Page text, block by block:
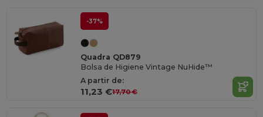
-37%
Quadra QD879
Bolsa de Higiene Vintage NuHide™
A partir de:
11,23 €17,70 €